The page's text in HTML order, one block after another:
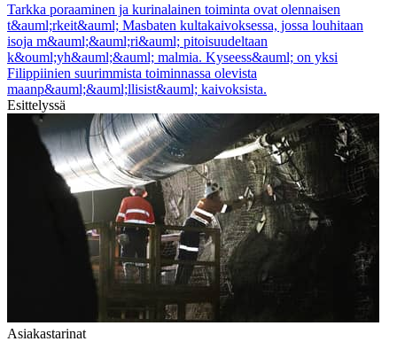
Tarkka poraaminen ja kurinalainen toiminta ovat olennaisen
t&auml;rkeit&auml; Masbaten kultakaivoksessa, jossa louhitaan
isoja m&auml;&auml;ri&auml; pitoisuudeltaan
k&ouml;yh&auml;&auml; malmia. Kyseess&auml; on yksi
Filippiinien suurimmista toiminnassa olevista
maanp&auml;&auml;llisist&auml; kaivoksista.
Esittelyssä
Asiakastarinat